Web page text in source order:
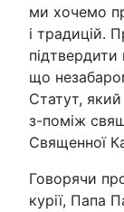
ми хочемо
і традицій.
що
Статут,
з-поміж
Священної
Говорячи
курії, Папа